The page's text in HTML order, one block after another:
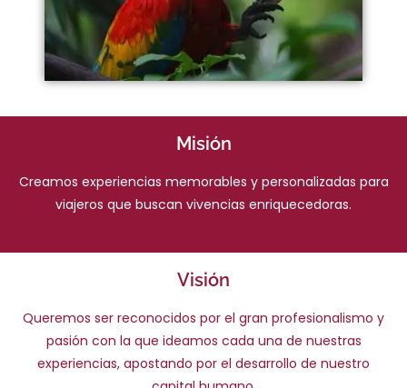
Misión
Creamos experiencias memorables y personalizadas para
viajeros que buscan vivencias enriquecedoras.
Visión
Queremos ser reconocidos por el gran profesionalismo y
pasión con la que ideamos cada una de nuestras
experiencias, apostando por el desarrollo de nuestro